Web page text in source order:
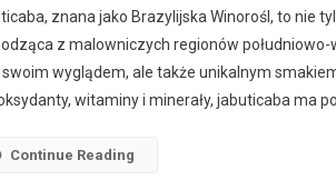
znana jako Brazylijska Winorośl, to nie
z malowniczych regionów
wyglądem, ale także unikalnym
witaminy i minerały, jabuticaba ma
Continue Reading